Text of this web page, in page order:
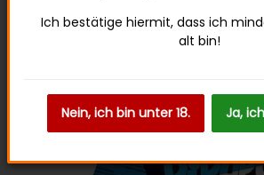
Ich bestätige hiermit, dass ich
alt bin!
Nein, ich bin unter 18. Ja,